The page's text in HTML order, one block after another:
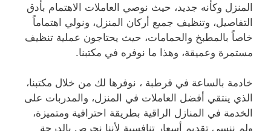
المنزل وكأنه جديد، حيث نوصي العاملات الاهتمام بأدق
التفاصيل، وتنظيف جميع أركان المنزل، ونولي اهتماماً
خاصاً بالمطبخ والحمامات، حيث يحتاجون عملية تنظيف
مستمرة وعميقة، وهذا ما نوفره في مكتبنا.
خادمة بالساعة في قرطبة ، نوفرها لك من خلال مكتبنا،
الذي ينتقي أفضل العاملات في المنزل، والمدربات على
الخدمة في المنازل الراقية بطريقة احترافية ومتميزة،
ولم ننسى تقديم أسعار تنافسية لأننا نحرص بالدرجة